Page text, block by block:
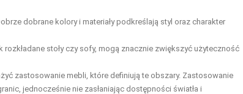
dobrane kolory i materiały podkreślają styl oraz charakter
stoły czy sofy, mogą znacznie zwiększyć użyteczność
zastosowanie mebli, które definiują te obszary. Zastosowanie
jednocześnie nie zasłaniając dostępności światła i